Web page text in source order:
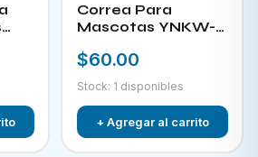
Correa Para
Mascotas YNKW-
$60.00
Stock: 1 disponibles
+ Agregar al carrito